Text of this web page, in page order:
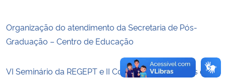
Organização do atendimento da Secretaria de Pós-
Graduação – Centro de Educação
VI Seminário da REGEPT e II Colóquio de Pesquisas em